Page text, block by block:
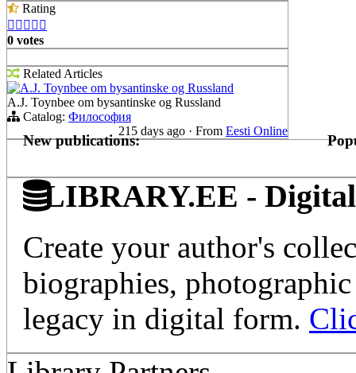
Rating
    
0 votes
Related Articles
A.J. Toynbee om bysantinske og Russland
A.J. Toynbee om bysantinske og Russland
Catalog: Философия
215 days ago · From Eesti Online
New publications:
LIBRARY.EE -
Create your author's
biographies,
legacy in digital form.